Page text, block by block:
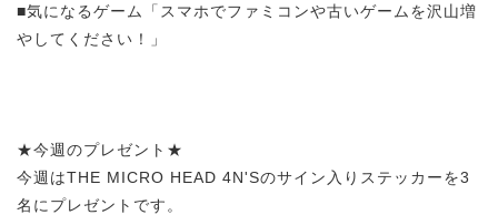
■気になるゲーム「スマホでファミコンや古いゲームを沢山増
やしてください！」
★今週のプレゼント★
今週はTHE MICRO HEAD 4N'Sのサイン入りステッカーを3
名にプレゼントです。